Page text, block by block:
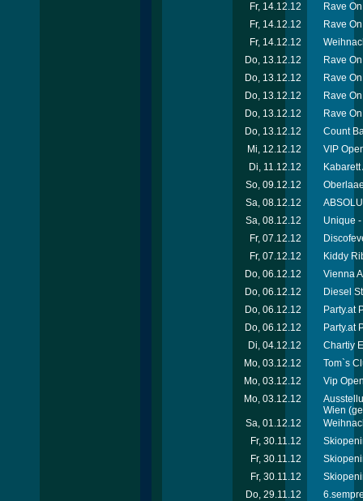
Fr, 14.12.12
Rave
Fr, 14.12.12
Rave
Fr, 14.12.12
Do, 13.12.12
Rave
Do, 13.12.12
Rave
Do, 13.12.12
Rave
Do, 13.12.12
Rave
Do, 13.12.12
Count
Mi, 12.12.12
VIP
Di, 11.12.12
So, 09.12.12
Sa, 08.12.12
Sa, 08.12.12
Unique
Fr, 07.12.12
Fr, 07.12.12
Kiddy
Do, 06.12.12
Vienna
Do, 06.12.12
Diesel
Do, 06.12.12
Party.at
Do, 06.12.12
Party.at
Di, 04.12.12
Chartiy
Mo, 03.12.12
Tom`s
Mo, 03.12.12
Vip
Mo, 03.12.12
Wien
Sa, 01.12.12
Fr, 30.11.12
Fr, 30.11.12
Fr, 30.11.12
Do, 29.11.12